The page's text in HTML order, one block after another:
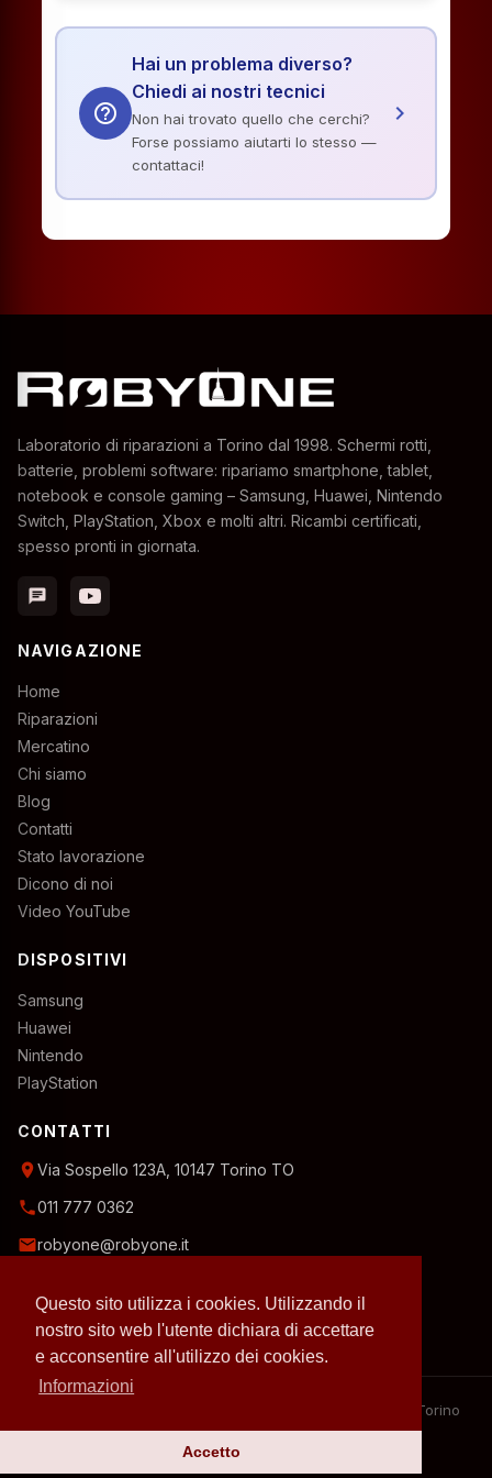
Questo sito utilizza i cookies. Utilizzando il
nostro sito web l'utente dichiara di accettare
e acconsentire all'utilizzo dei cookies.
Informazioni
Accetto
help_outline
Hai un problema diverso?
Chiedi ai nostri tecnici
Non hai trovato quello che cerchi?
Forse possiamo aiutarti lo stesso —
contattaci!
chevron_right
Laboratorio di riparazioni a Torino dal 1998. Schermi rotti,
batterie, problemi software: ripariamo smartphone, tablet,
notebook e console gaming – Samsung, Huawei, Nintendo
Switch, PlayStation, Xbox e molti altri. Ricambi certificati,
spesso pronti in giornata.
chat
NAVIGAZIONE
Home
Riparazioni
Mercatino
Chi siamo
Blog
Contatti
Stato lavorazione
Dicono di noi
Video YouTube
DISPOSITIVI
Samsung
Huawei
Nintendo
PlayStation
CONTATTI
location_onVia Sospello 123A, 10147 Torino TO
phone011 777 0362
emailrobyone@robyone.it
Mar, Gio, Sab: 10:00–12:30Domenica: chiuso
– 2026 RobyOne – Laboratorio riparazioni specializzato a Torino
– P.IVA 07636130010